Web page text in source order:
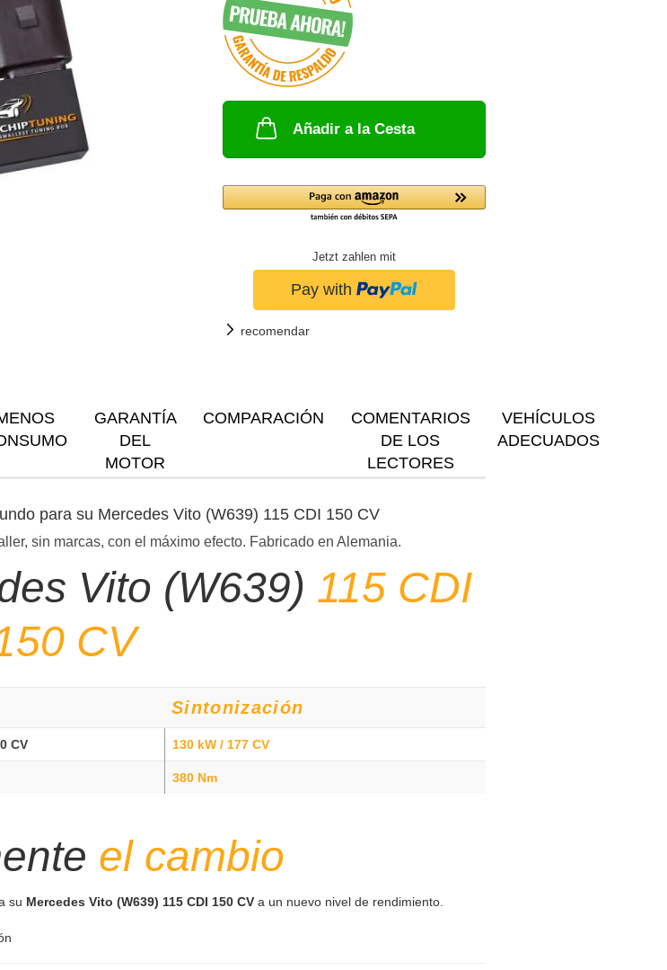
Añadir a la Cesta
Jetzt zahlen mit
recomendar
GARANTÍA
DEL
MOTOR
COMPARACIÓN
COMENTARIOS
DE LOS
LECTORES
VEHÍCULOS
ADECUADOS
para su Mercedes Vito (W639) 115 CDI 150 CV
sin marcas, con el máximo efecto. Fabricado en Alemania.
Vito (W639) 115 CDI
CV
Sintonización
CV 130 kW / 177 CV
380 Nm
el cambio
su Mercedes Vito (W639) 115 CDI 150 CV a un nuevo nivel de rendimiento.